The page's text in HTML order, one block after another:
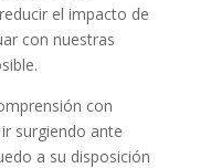
el impacto de
con nuestras
con
surgiendo ante
a su disposición